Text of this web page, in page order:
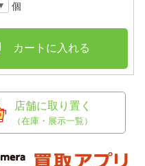
個
カートに入れる
店舗に取り置く
（在庫・展示一覧）